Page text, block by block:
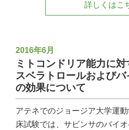
詳しくはこ
2016年6月
ミトコンドリア能力に
スベラトロールおよび
の効果について
アテネでのジョージア大学運
床試験では、サビンサのバイ